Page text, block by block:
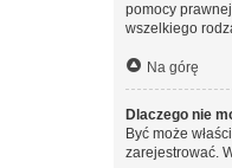
pomocy
wszelkiego
Na górę
Dlaczego nie
Być może
zarejestrować.